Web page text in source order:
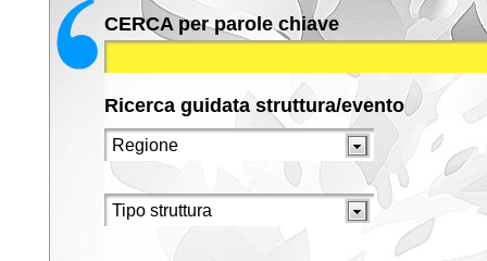
CERCA per parole chiave
Ricerca guidata struttura/evento